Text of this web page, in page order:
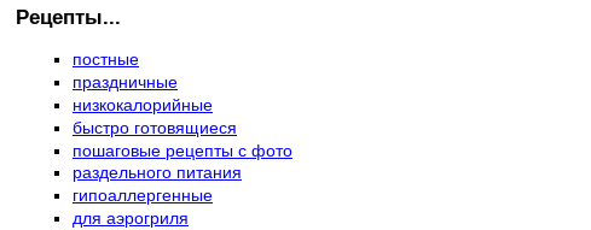
Рецепты...
постные
праздничные
низкокалорийные
быстро готовящиеся
пошаговые рецепты с фото
раздельного питания
гипоаллергенные
для аэрогриля